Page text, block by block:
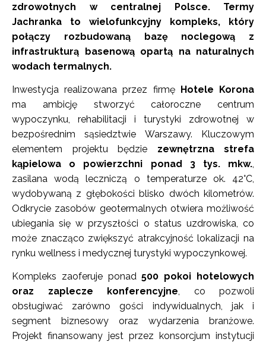
zdrowotnych w centralnej Polsce. Termy
Jachranka to wielofunkcyjny kompleks, który
połączy rozbudowaną bazę noclegową z
infrastrukturą basenową opartą na naturalnych
wodach termalnych.
Inwestycja realizowana przez firmę Hotele Korona
ma ambicję stworzyć całoroczne centrum
wypoczynku, rehabilitacji i turystyki zdrowotnej w
bezpośrednim sąsiedztwie Warszawy. Kluczowym
elementem projektu będzie zewnętrzna strefa
kąpielowa o powierzchni ponad 3 tys. mkw.,
zasilana wodą leczniczą o temperaturze ok. 42°C,
wydobywaną z głębokości blisko dwóch kilometrów.
Odkrycie zasobów geotermalnych otwiera możliwość
ubiegania się w przyszłości o status uzdrowiska, co
może znacząco zwiększyć atrakcyjność lokalizacji na
rynku wellness i medycznej turystyki wypoczynkowej.
Kompleks zaoferuje ponad500 pokoi hotelowych
oraz zaplecze konferencyjne, co pozwoli
obsługiwać zarówno gości indywidualnych, jak i
segment biznesowy oraz wydarzenia branżowe.
Projekt finansowany jest przez konsorcjum instytucji